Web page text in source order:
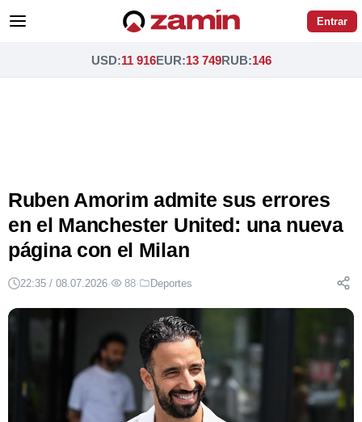
Entrar
USD:11 916EUR:13 749RUB:146
Ruben Amorim admite sus errores
en el Manchester United: una nueva
página con el Milan
22:35 / 08.07.2026· 88· Deportes